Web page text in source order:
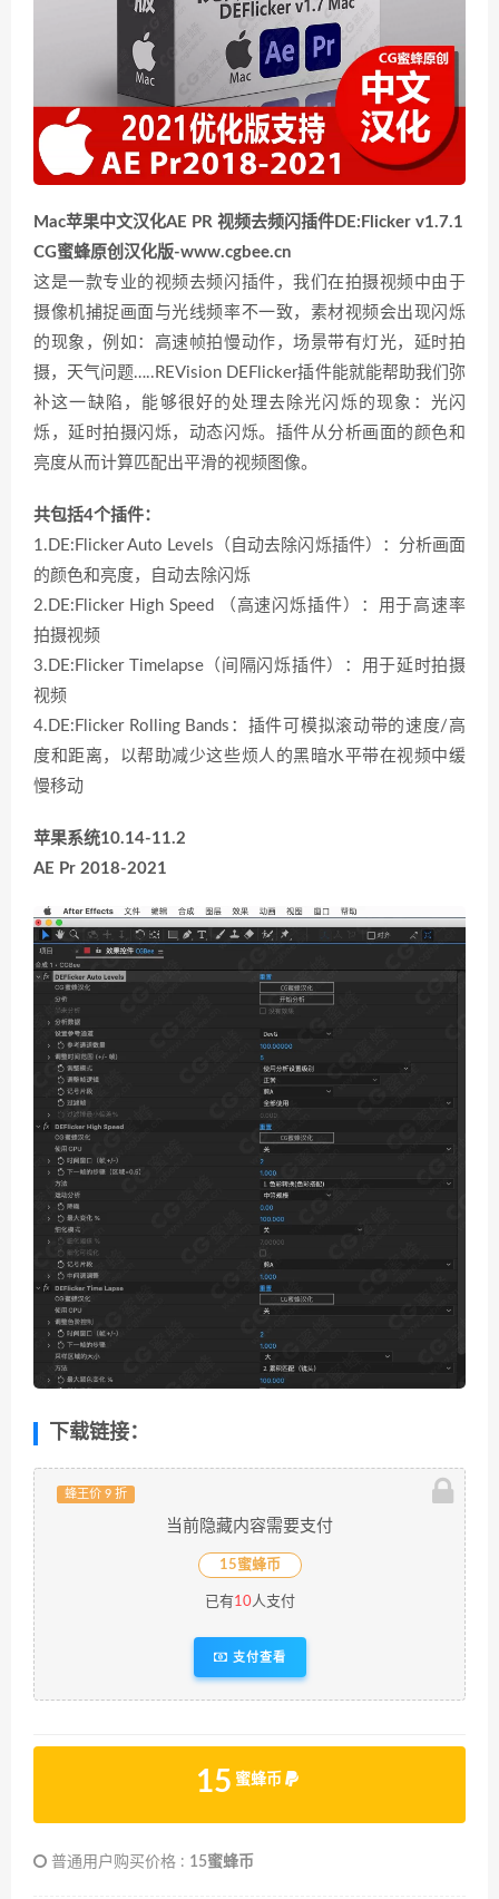
Mac苹果中文汉化AE PR 视频去频闪插件DE:Flicker v1.7.1
CG蜜蜂原创汉化版-www.cgbee.cn
这是一款专业的视频去频闪插件，我们在拍摄视频中由于
摄像机捕捉画面与光线频率不一致，素材视频会出现闪烁
的现象，例如：高速帧拍慢动作，场景带有灯光，延时拍
摄，天气问题…..REVision DEFlicker插件能就能帮助我们弥
补这一缺陷，能够很好的处理去除光闪烁的现象：光闪
烁，延时拍摄闪烁，动态闪烁。插件从分析画面的颜色和
亮度从而计算匹配出平滑的视频图像。
共包括4个插件：
1.DE:Flicker Auto Levels（自动去除闪烁插件）：分析画面
的颜色和亮度，自动去除闪烁
2.DE:Flicker High Speed （高速闪烁插件）：用于高速率
拍摄视频
3.DE:Flicker Timelapse（间隔闪烁插件）：用于延时拍摄
视频
4.DE:Flicker Rolling Bands：插件可模拟滚动带的速度/高
度和距离，以帮助减少这些烦人的黑暗水平带在视频中缓
慢移动
苹果系统10.14-11.2
AE Pr 2018-2021
下载链接：
蜂王价 9 折
当前隐藏内容需要支付
15蜜蜂币
已有10人支付
支付查看
15 蜜蜂币
普通用户购买价格 : 15蜜蜂币